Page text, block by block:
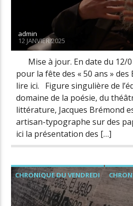
admin
12 JANVIER 2025
Mise à jour. En date du 12/
pour la fête des « 50 ans »
lire ici. Figure singulière de
domaine de la poésie, du
littérature, Jacques Brémond
artisan-typographe sur des
ici la présentation des […]
CHRONIQUE DU VENDREDI